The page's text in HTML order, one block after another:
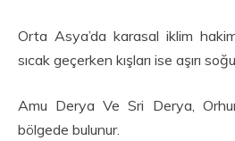
Orta Asya’da karasal iklim
sıcak geçerken kışları ise aşırı
Amu Derya Ve Sri Derya,
bölgede bulunur.